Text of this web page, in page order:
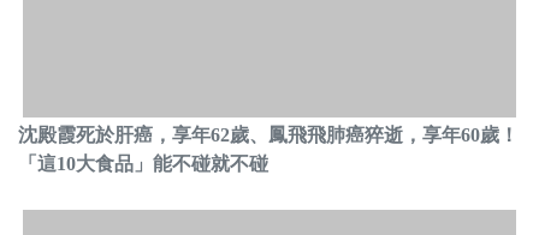
沈殿霞死於肝癌，享年62歲、鳳飛飛肺癌猝逝，享年60歲！
「這10大食品」能不碰就不碰